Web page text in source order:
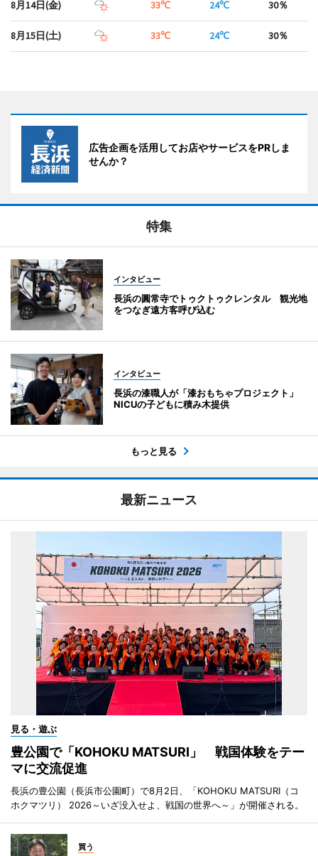
8月14日(金) 33℃ 24℃ 30％
8月15日(土) 33℃ 24℃ 30％
広告企画を活用してお店やサービスをPRしま
せんか？
特集
インタビュー
長浜の圓常寺でトゥクトゥクレンタル 観光地
をつなぎ遠方客呼び込む
インタビュー
長浜の漆職人が「漆おもちゃプロジェクト」
NICUの子どもに積み木提供
もっと見る
最新ニュース
見る・遊ぶ
豊公園で「KOHOKU MATSURI」 戦国体験をテー
マに交流促進
長浜の豊公園（長浜市公園町）で8月2日、「KOHOKU MATSURI（コ
ホクマツリ） 2026～いざ没入せよ、戦国の世界へ～」が開催される。
買う